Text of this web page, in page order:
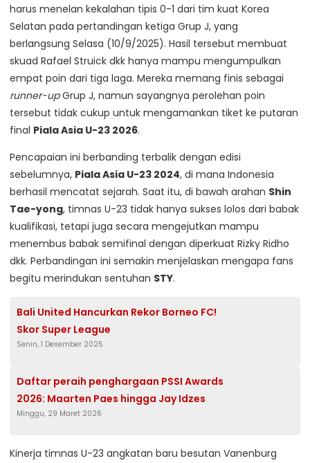
harus menelan kekalahan tipis 0-1 dari tim kuat Korea
Selatan pada pertandingan ketiga Grup J, yang
berlangsung Selasa (10/9/2025). Hasil tersebut membuat
skuad Rafael Struick dkk hanya mampu mengumpulkan
empat poin dari tiga laga. Mereka memang finis sebagai
runner-upGrup J, namun sayangnya perolehan poin
tersebut tidak cukup untuk mengamankan tiket ke putaran
final Piala Asia U-23 2026.
Pencapaian ini berbanding terbalik dengan edisi
sebelumnya, Piala Asia U-23 2024, di mana Indonesia
berhasil mencatat sejarah. Saat itu, di bawah arahan Shin
Tae-yong, timnas U-23 tidak hanya sukses lolos dari babak
kualifikasi, tetapi juga secara mengejutkan mampu
menembus babak semifinal dengan diperkuat Rizky Ridho
dkk. Perbandingan ini semakin menjelaskan mengapa fans
begitu merindukan sentuhan STY.
Bali United Hancurkan Rekor Borneo FC!
Skor Super League
Senin, 1 Desember 2025
Daftar peraih penghargaan PSSI Awards
2026: Maarten Paes hingga Jay Idzes
Minggu, 29 Maret 2026
Kinerja timnas U-23 angkatan baru besutan Vanenburg